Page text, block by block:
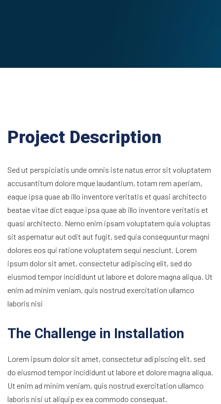
Project Description
Sed ut perspiciatis unde omnis iste natus error sit voluptatem
accusantitum dolore mque laudantium, totam rem aperiam,
eaque ipsa quae ab illo inventore veritatis et quasi architecto
beatae vitae dict eaque ipsa quae ab illo inventore veritatis et
quasi architecto. Nemo enim ipsam voluptatem quia voluptas
sit aspernatur aut odit aut fugit, sed quia consequuntur magni
dolores eos qui ratione voluptatem sequi nesciunt. Lorem
ipsum dolor sit amet, consectetur adipiscing elit, sed do
eiusmod tempor incididunt ut labore et dolore magna aliqua. Ut
enim ad minim veniam, quis nostrud exercitation ullamco
laboris nisi
The Challenge in Installation
Lorem ipsum dolor sit amet, consectetur adipiscing elit, sed
do eiusmod tempor incididunt ut labore et dolore magna aliqua.
Ut enim ad minim veniam, quis nostrud exercitation ullamco
laboris nisi ut aliquip ex ea commodo consequat.